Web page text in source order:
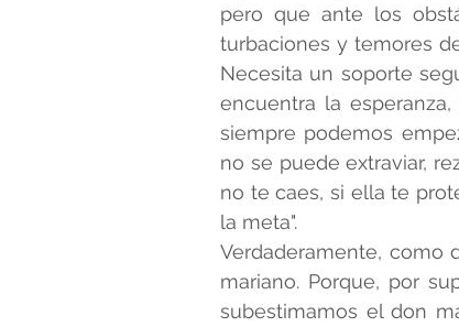
pero que ante los
turbaciones y temores
Necesita un soporte
encuentra la
siempre podemos
no se puede extraviar,
no te caes, si ella te
la meta".
Verdaderamente, como
mariano. Porque, por
subestimamos el don